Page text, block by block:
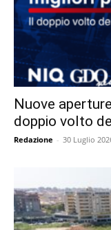
Nuove
doppio volto
Redazione - 30 Luglio